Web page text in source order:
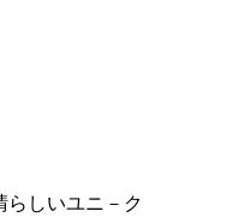
しいユニ－ク